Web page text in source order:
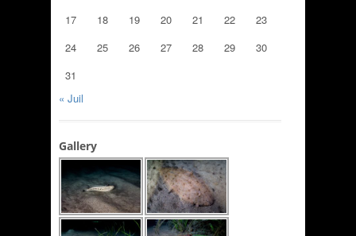
17
18 19 20 21 22
23
24
25 26 27 28 29
30
31
« Juil
Gallery